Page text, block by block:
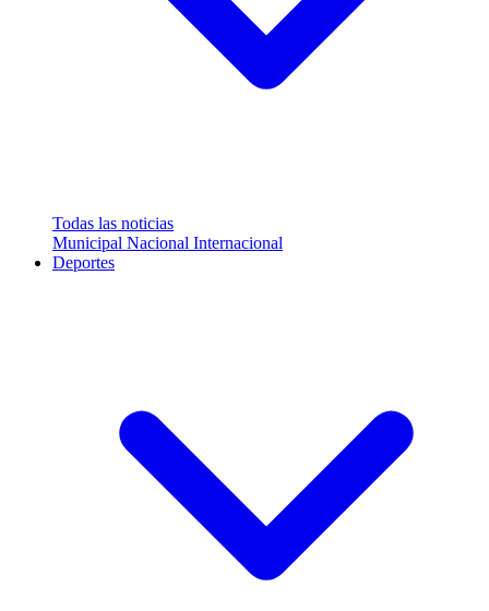
Todas las noticias
Municipal Nacional Internacional
Deportes